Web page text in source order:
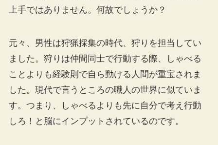
上手ではありません。何故でしょうか？
元々、男性は狩猟採集の時代、狩りを担当してい
ました。狩りは仲間同士で行動する際、しゃべる
ことよりも経験則で自ら動ける人間が重宝されま
した。現代で言うところの職人の世界に似ていま
す。つまり、しゃべるよりも先に自分で考え行動
しろ！と脳にインプットされているのです。